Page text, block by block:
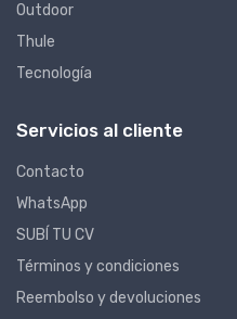
Outdoor
Thule
Tecnología
Servicios al cliente
Contacto
WhatsApp
SUBÍ TU CV
Términos y condiciones
Reembolso y devoluciones